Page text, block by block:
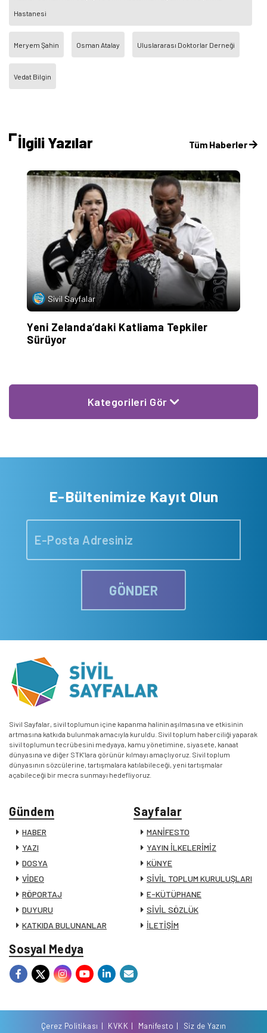
Hastanesi
Meryem Şahin Osman Atalay Uluslararası Doktorlar Derneği
Vedat Bilgin
İlgili Yazılar Tüm Haberler
Sivil Sayfalar
Yeni Zelanda’daki Katliama Tepkiler
Sürüyor
Kategorileri Gör
E-Bültenimize Kayıt Olun
GÖNDER
Sivil Sayfalar, sivil toplumun içine kapanma halinin aşılmasına ve etkisinin
artmasına katkıda bulunmak amacıyla kuruldu. Sivil toplum haberciliği yaparak
sivil toplumun tecrübesini medyaya, kamu yönetimine, siyasete, kanaat
dünyasına ve diğer STK’lara görünür kılmayı amaçlıyoruz. Sivil toplum
dünyasının sözcülerine, tartışmalara katılabileceği, yeni tartışmalar
açabileceği bir mecra sunmayı hedefliyoruz.
Gündem
HABER
YAZI
DOSYA
VİDEO
RÖPORTAJ
DUYURU
KATKIDA BULUNANLAR
Sayfalar
MANİFESTO
YAYIN İLKELERİMİZ
KÜNYE
SİVİL TOPLUM KURULUŞLARI
E-KÜTÜPHANE
SİVİL SÖZLÜK
İLETİŞİM
Sosyal Medya
Çerez Politikası KVKK Manifesto Siz de Yazın